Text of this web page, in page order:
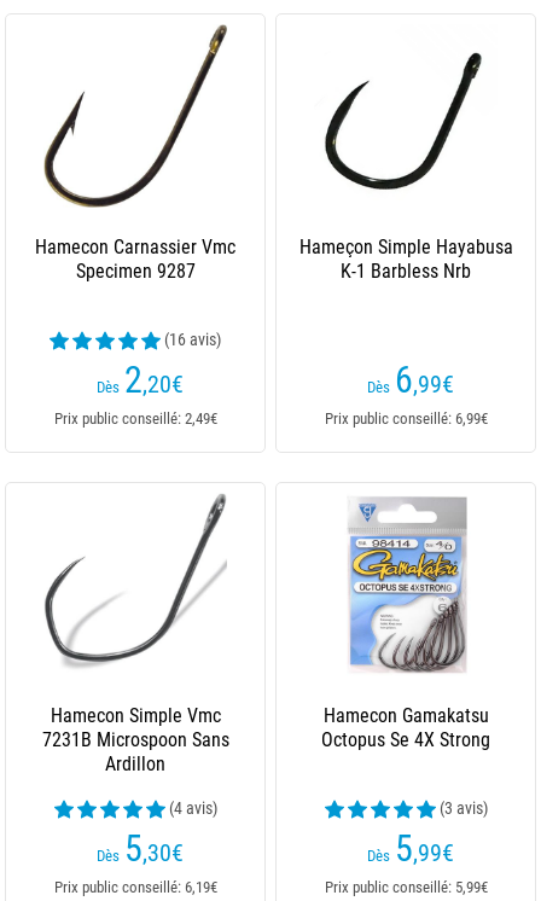
Hamecon Carnassier Vmc
Specimen 9287
(16 avis)
Dès 2,20€
Prix public conseillé: 2,49€
Hameçon Simple Hayabusa
K-1 Barbless Nrb
Dès 6,99€
Prix public conseillé: 6,99€
Hamecon Simple Vmc
7231B Microspoon Sans
Ardillon
(4 avis)
Dès 5,30€
Prix public conseillé: 6,19€
Hamecon Gamakatsu
Octopus Se 4X Strong
(3 avis)
Dès 5,99€
Prix public conseillé: 5,99€